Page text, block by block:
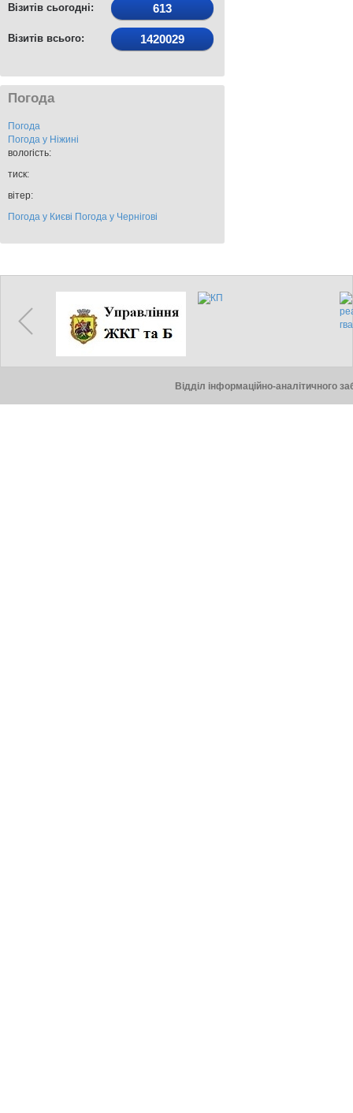
Візитів сьогодні: 613
Візитів всього: 1420029
Погода
Погода
Погода у Ніжині
вологість:
тиск:
вітер:
Погода у Києві Погода у Чернігові
Відділ інформаційно-аналітичного